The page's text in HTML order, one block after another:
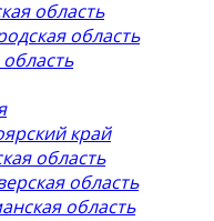
область
область
край
область
область
область